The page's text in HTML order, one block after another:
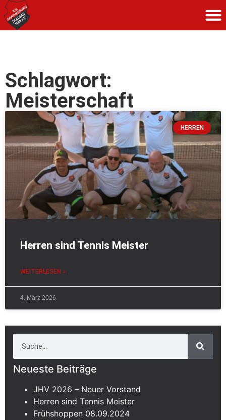
Schlagwort:
Meisterschaft
HERREN
Herren sind Tennis Meister
WEITERLESEN »
4. März 2026
Neueste Beiträge
JHV 2026 – Neuer Vorstand
Herren sind Tennis Meister
Frühshoppen 08.09.2024